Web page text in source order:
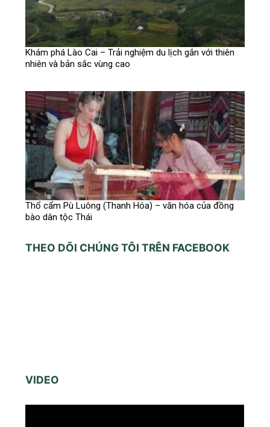
Khám phá Lào Cai – Trải nghiệm du lịch gắn với thiên
nhiên và bản sắc vùng cao
Thổ cẩm Pù Luông (Thanh Hóa) – văn hóa của đồng
bào dân tộc Thái
THEO DÕI CHÚNG TÔI TRÊN FACEBOOK
VIDEO